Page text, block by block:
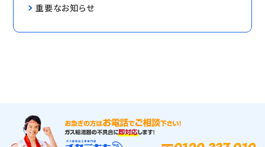
重要なお知らせ